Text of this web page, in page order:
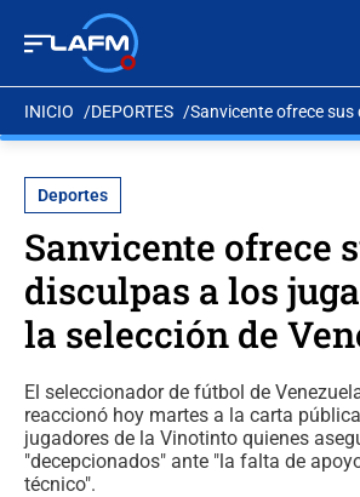
INICIO DEPORTES Sanvicente ofrece sus
Deportes
Sanvicente ofrece
disculpas a los
la selección de
El seleccionador de fútbol de
reaccionó hoy martes a la carta
jugadores de la Vinotinto quienes
"decepcionados" ante "la falta de
técnico".